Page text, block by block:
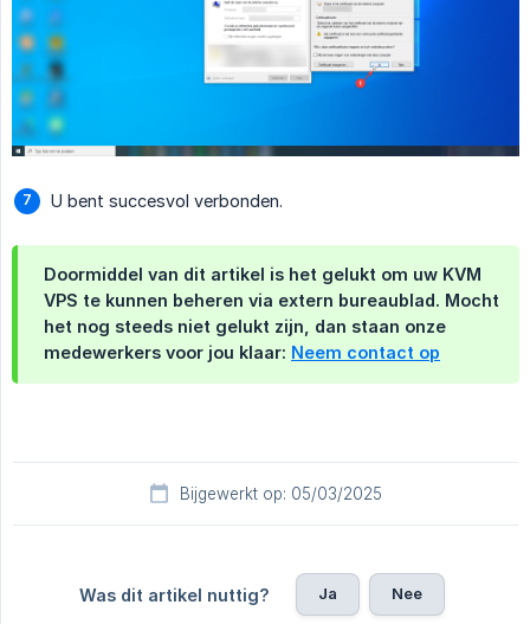
U bent succesvol verbonden.
Doormiddel van dit artikel is het gelukt om uw KVM
VPS te kunnen beheren via extern bureaublad. Mocht
het nog steeds niet gelukt zijn, dan staan onze
medewerkers voor jou klaar: Neem contact op
Bijgewerkt op: 05/03/2025
Was dit artikel nuttig? Ja Nee